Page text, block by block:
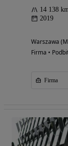
14 138
2019
Warszawa
Firma •
Firma